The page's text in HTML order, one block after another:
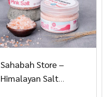
Sahabah Store –
Himalayan Salt